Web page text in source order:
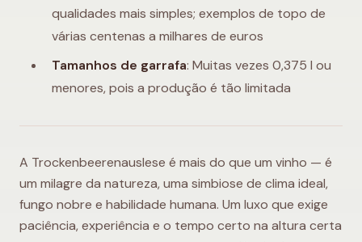
qualidades mais simples; exemplos de topo de
várias centenas a milhares de euros
Tamanhos de garrafa: Muitas vezes 0,375 l ou
menores, pois a produção é tão limitada
A Trockenbeerenauslese é mais do que um vinho — é
um milagre da natureza, uma simbiose de clima ideal,
fungo nobre e habilidade humana. Um luxo que exige
paciência, experiência e o tempo certo na altura certa